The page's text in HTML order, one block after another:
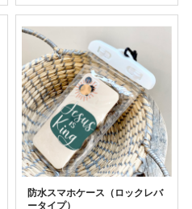
防水スマホケース（ロックレバ
ータイプ）